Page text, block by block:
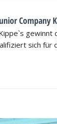
Company
sich